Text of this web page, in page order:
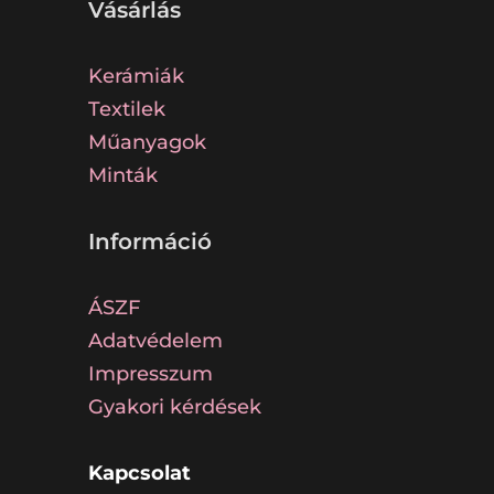
Vásárlás
Kerámiák
Textilek
Műanyagok
Minták
Információ
ÁSZF
Adatvédelem
Impresszum
Gyakori kérdések
Kapcsolat